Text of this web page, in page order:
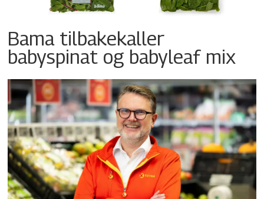
Bama tilbakekaller
babyspinat og babyleaf mix